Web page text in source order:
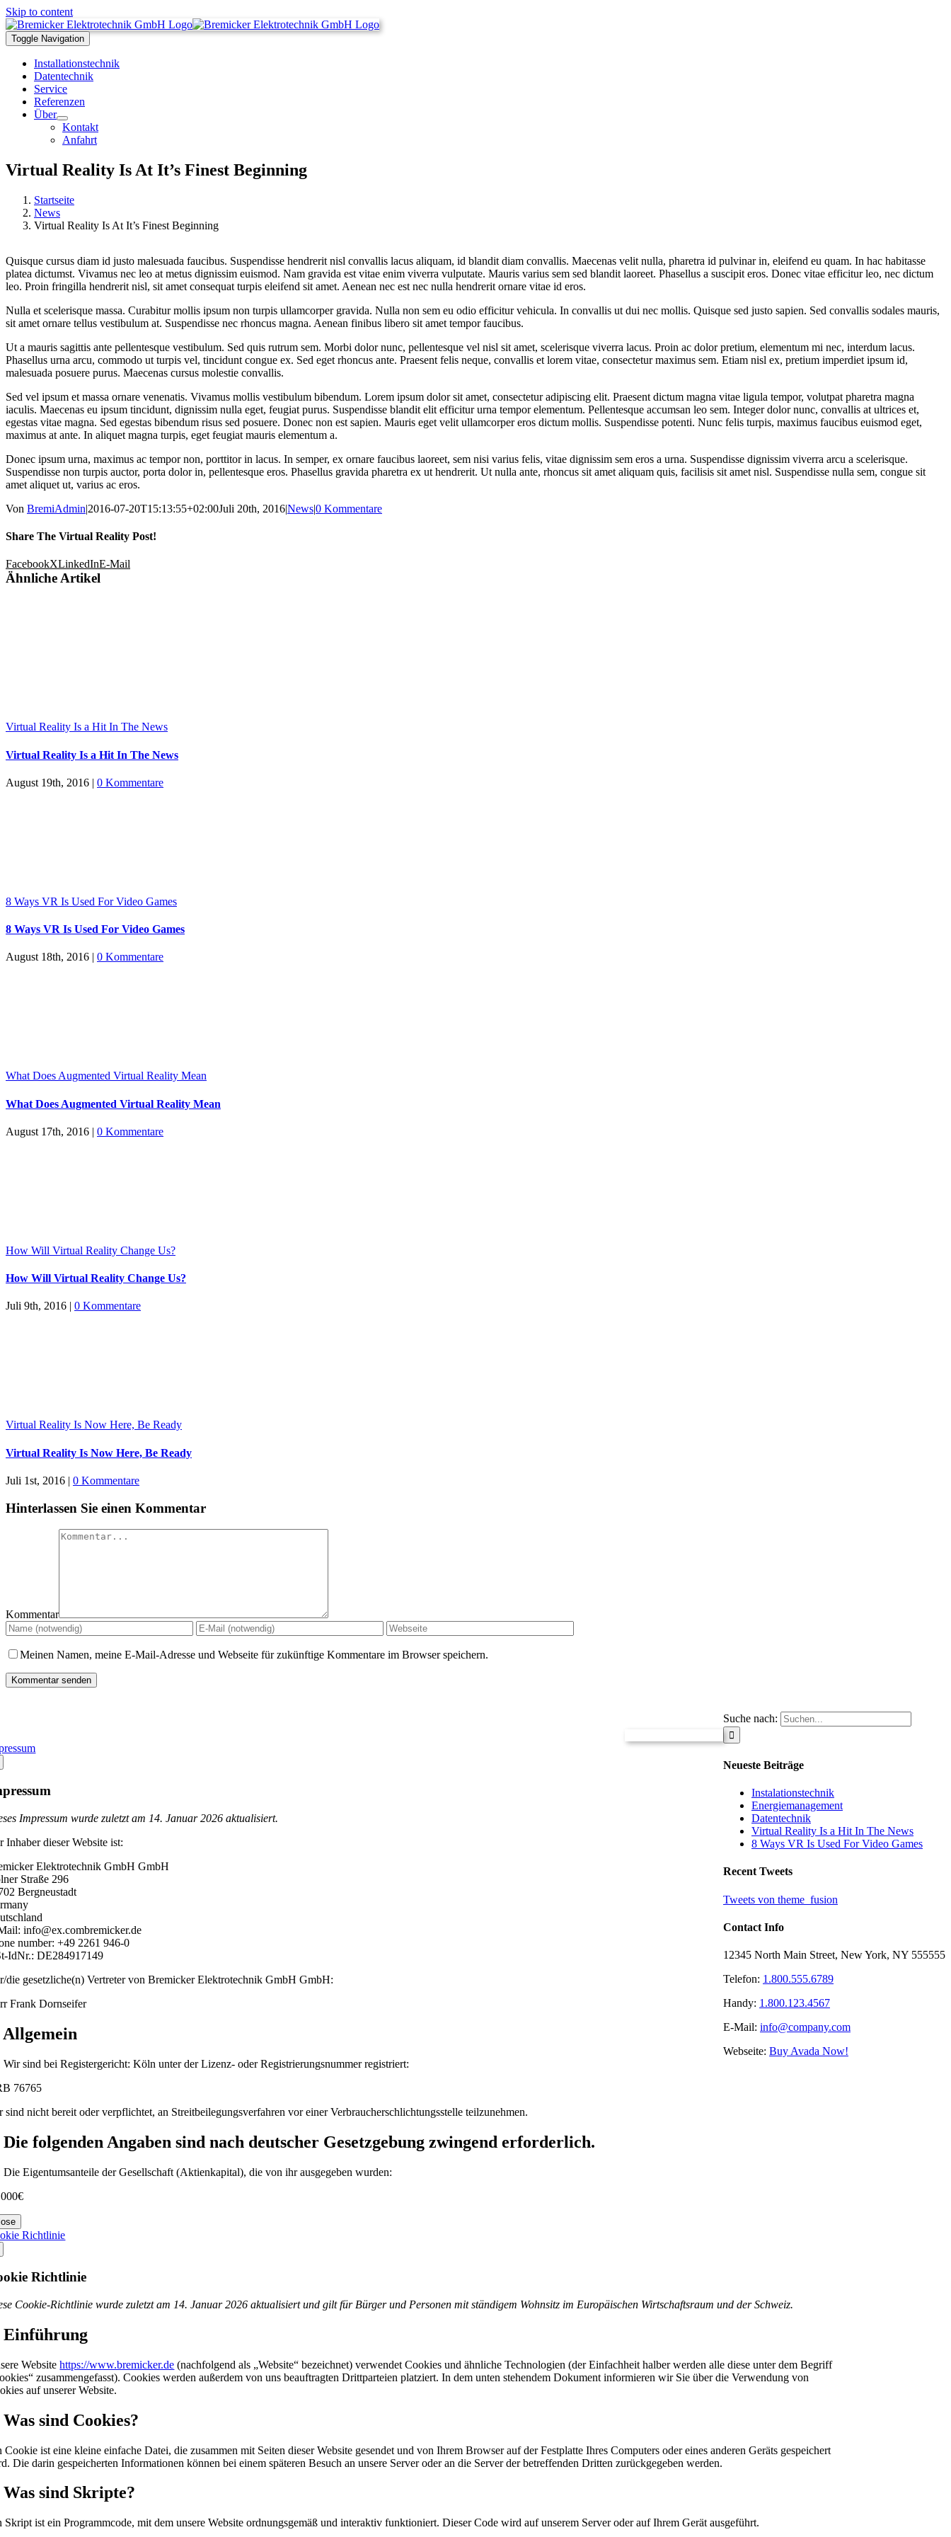
Skip to content
Toggle Navigation
Installationstechnik
Datentechnik
Service
Referenzen
Über
Kontakt
Anfahrt
Virtual Reality Is At It’s Finest Beginning
Startseite
News
Virtual Reality Is At It’s Finest Beginning
Quisque cursus diam id justo malesuada faucibus. Suspendisse hendrerit nisl convallis lacus aliquam, id blandit diam convallis. Maecenas velit nulla, pharetra id pulvinar in, eleifend eu quam. In hac habitasse
platea dictumst. Vivamus nec leo at metus dignissim euismod. Nam gravida est vitae enim viverra vulputate. Mauris varius sem sed blandit laoreet. Phasellus a suscipit eros. Donec vitae efficitur leo, nec dictum
leo. Proin fringilla hendrerit nisl, sit amet consequat turpis eleifend sit amet. Aenean nec est nec nulla hendrerit ornare vitae id eros.
Nulla et scelerisque massa. Curabitur mollis ipsum non turpis ullamcorper gravida. Nulla non sem eu odio efficitur vehicula. In convallis ut dui nec mollis. Quisque sed justo sapien. Sed convallis sodales mauris,
sit amet ornare tellus vestibulum at. Suspendisse nec rhoncus magna. Aenean finibus libero sit amet tempor faucibus.
Ut a mauris sagittis ante pellentesque vestibulum. Sed quis rutrum sem. Morbi dolor nunc, pellentesque vel nisl sit amet, scelerisque viverra lacus. Proin ac dolor pretium, elementum mi nec, interdum lacus.
Phasellus urna arcu, commodo ut turpis vel, tincidunt congue ex. Sed eget rhoncus ante. Praesent felis neque, convallis et lorem vitae, consectetur maximus sem. Etiam nisl ex, pretium imperdiet ipsum id,
malesuada posuere purus. Maecenas cursus molestie convallis.
Sed vel ipsum et massa ornare venenatis. Vivamus mollis vestibulum bibendum. Lorem ipsum dolor sit amet, consectetur adipiscing elit. Praesent dictum magna vitae ligula tempor, volutpat pharetra magna
iaculis. Maecenas eu ipsum tincidunt, dignissim nulla eget, feugiat purus. Suspendisse blandit elit efficitur urna tempor elementum. Pellentesque accumsan leo sem. Integer dolor nunc, convallis at ultrices et,
egestas vitae magna. Sed egestas bibendum risus sed posuere. Donec non est sapien. Mauris eget velit ullamcorper eros dictum mollis. Suspendisse potenti. Nunc felis turpis, maximus faucibus euismod eget,
maximus at ante. In aliquet magna turpis, eget feugiat mauris elementum a.
Donec ipsum urna, maximus ac tempor non, porttitor in lacus. In semper, ex ornare faucibus laoreet, sem nisi varius felis, vitae dignissim sem eros a urna. Suspendisse dignissim viverra arcu a scelerisque.
Suspendisse non turpis auctor, porta dolor in, pellentesque eros. Phasellus gravida pharetra ex ut hendrerit. Ut nulla ante, rhoncus sit amet aliquam quis, facilisis sit amet nisl. Suspendisse nulla sem, congue sit
amet aliquet ut, varius ac eros.
Von BremiAdmin|2016-07-20T15:13:55+02:00Juli 20th, 2016|News|0 Kommentare
Share The Virtual Reality Post!
FacebookXLinkedInE-Mail
Ähnliche Artikel
Virtual Reality Is a Hit In The News
Virtual Reality Is a Hit In The News
August 19th, 2016 | 0 Kommentare
8 Ways VR Is Used For Video Games
8 Ways VR Is Used For Video Games
August 18th, 2016 | 0 Kommentare
What Does Augmented Virtual Reality Mean
What Does Augmented Virtual Reality Mean
August 17th, 2016 | 0 Kommentare
How Will Virtual Reality Change Us?
How Will Virtual Reality Change Us?
Juli 9th, 2016 0 Kommentare
Virtual Reality Is Now Here, Be Ready
Virtual Reality Is Now Here, Be Ready
Juli 1st, 2016 | 0 Kommentare
Hinterlassen Sie einen Kommentar
Kommentar
Meinen Namen, meine E-Mail-Adresse und Webseite für zukünftige Kommentare im Browser speichern.
Suche nach:
Neueste Beiträge
Instalationstechnik
Energiemanagement
Datentechnik
Virtual Reality Is a Hit In The News
8 Ways VR Is Used For Video Games
Recent Tweets
Tweets von theme_fusion
Contact Info
12345 North Main Street, New York, NY 555555
Telefon: 1.800.555.6789
Handy: 1.800.123.4567
E-Mail: info@company.com
Webseite: Buy Avada Now!
Impressum wurde zuletzt am 14. Januar 2026 aktualisiert.
Inhaber dieser Website ist:
Elektrotechnik GmbH GmbH
Straße 296
Bergneustadt
info@ex.combremicker.de
number: +49 2261 946-0
IdNr.: DE284917149
die gesetzliche(n) Vertreter von Bremicker Elektrotechnik GmbH GmbH:
Frank Dornseifer
Allgemein
Wir sind bei Registergericht: Köln unter der Lizenz- oder Registrierungsnummer registriert:
76765
sind nicht bereit oder verpflichtet, an Streitbeilegungsverfahren vor einer Verbraucherschlichtungsstelle teilzunehmen.
Die folgenden Angaben sind nach deutscher Gesetzgebung zwingend erforderlich.
Die Eigentumsanteile der Gesellschaft (Aktienkapital), die von ihr ausgegeben wurden:
Richtlinie
Richtlinie
Cookie-Richtlinie wurde zuletzt am 14. Januar 2026 aktualisiert und gilt für Bürger und Personen mit ständigem Wohnsitz im Europäischen Wirtschaftsraum und der Schweiz.
Einführung
Websitehttps://www.bremicker.de (nachfolgend als „Website“ bezeichnet) verwendet Cookies und ähnliche Technologien (der Einfachheit halber werden alle diese unter dem Begriff
zusammengefasst). Cookies werden außerdem von uns beauftragten Drittparteien platziert. In dem unten stehendem Dokument informieren wir Sie über die Verwendung von
auf unserer Website.
Was sind Cookies?
Cookie ist eine kleine einfache Datei, die zusammen mit Seiten dieser Website gesendet und von Ihrem Browser auf der Festplatte Ihres Computers oder eines anderen Geräts gespeichert
Die darin gespeicherten Informationen können bei einem späteren Besuch an unsere Server oder an die Server der betreffenden Dritten zurückgegeben werden.
Was sind Skripte?
Skript ist ein Programmcode, mit dem unsere Website ordnungsgemäß und interaktiv funktioniert. Dieser Code wird auf unserem Server oder auf Ihrem Gerät ausgeführt.